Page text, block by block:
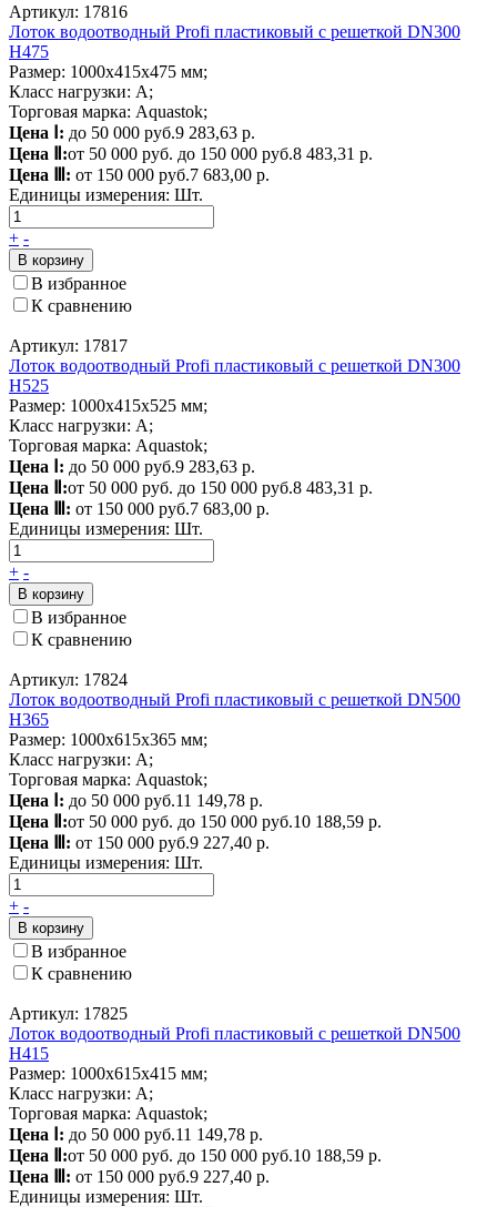
Артикул: 17816
Лоток водоотводный Profi пластиковый с решеткой DN300
H475
Размер: 1000х415х475 мм;
Класс нагрузки: A;
Торговая марка: Aquastok;
Цена Ⅰ: до 50 000 руб.9 283,63 р.
Цена Ⅱ:от 50 000 руб. до 150 000 руб.8 483,31 р.
Цена Ⅲ: от 150 000 руб.7 683,00 р.
Единицы измерения: Шт.
+ -
В корзину
В избранное
К сравнению
Артикул: 17817
Лоток водоотводный Profi пластиковый с решеткой DN300
H525
Размер: 1000х415х525 мм;
Класс нагрузки: A;
Торговая марка: Aquastok;
Цена Ⅰ: до 50 000 руб.9 283,63 р.
Цена Ⅱ:от 50 000 руб. до 150 000 руб.8 483,31 р.
Цена Ⅲ: от 150 000 руб.7 683,00 р.
Единицы измерения: Шт.
+ -
В корзину
В избранное
К сравнению
Артикул: 17824
Лоток водоотводный Profi пластиковый с решеткой DN500
H365
Размер: 1000х615х365 мм;
Класс нагрузки: А;
Торговая марка: Aquastok;
Цена Ⅰ: до 50 000 руб.11 149,78 р.
Цена Ⅱ:от 50 000 руб. до 150 000 руб.10 188,59 р.
Цена Ⅲ: от 150 000 руб.9 227,40 р.
Единицы измерения: Шт.
+ -
В корзину
В избранное
К сравнению
Артикул: 17825
Лоток водоотводный Profi пластиковый с решеткой DN500
H415
Размер: 1000х615х415 мм;
Класс нагрузки: А;
Торговая марка: Aquastok;
Цена Ⅰ: до 50 000 руб.11 149,78 р.
Цена Ⅱ:от 50 000 руб. до 150 000 руб.10 188,59 р.
Цена Ⅲ: от 150 000 руб.9 227,40 р.
Единицы измерения: Шт.